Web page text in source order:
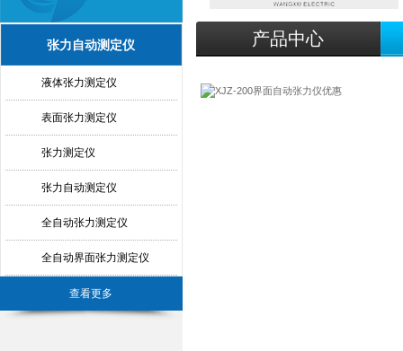
张力自动测定仪
液体张力测定仪
表面张力测定仪
张力测定仪
张力自动测定仪
全自动张力测定仪
全自动界面张力测定仪
查看更多
产品中心